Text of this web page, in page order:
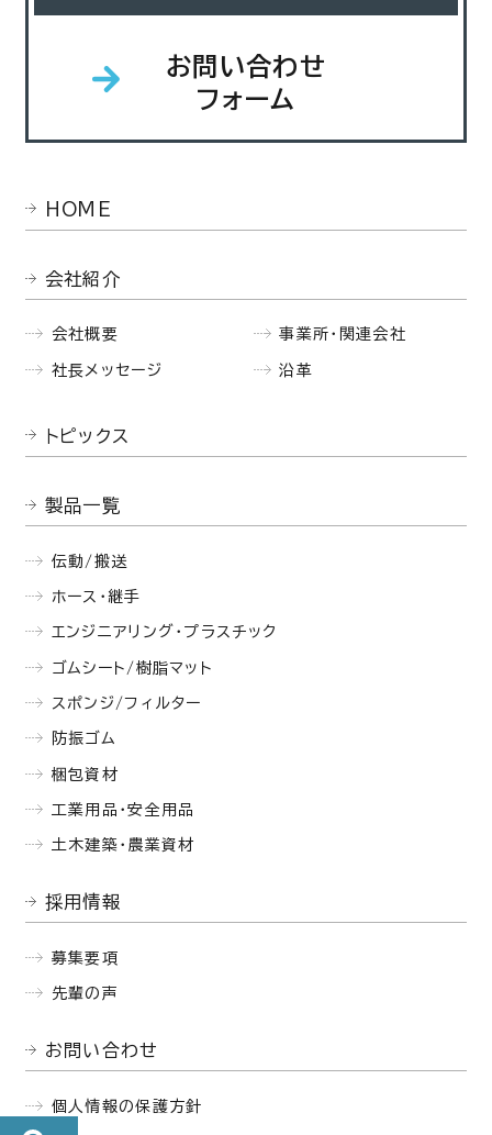
お問い合わせ
フォーム
HOME
会社紹介
会社概要
社長メッセージ
事業所・関連会社
沿革
トピックス
製品一覧
伝動/搬送
ホース・継手
エンジニアリング・プラスチック
ゴムシート/樹脂マット
スポンジ/フィルター
防振ゴム
梱包資材
工業用品・安全用品
土木建築・農業資材
採用情報
募集要項
先輩の声
お問い合わせ
個人情報の保護方針